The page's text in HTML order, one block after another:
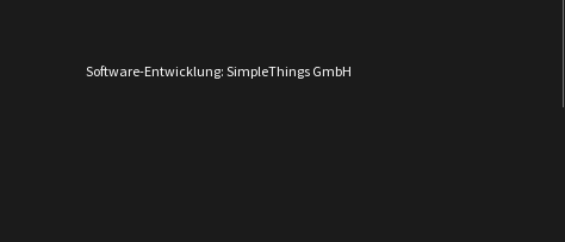
Software-Entwicklung: SimpleThings GmbH